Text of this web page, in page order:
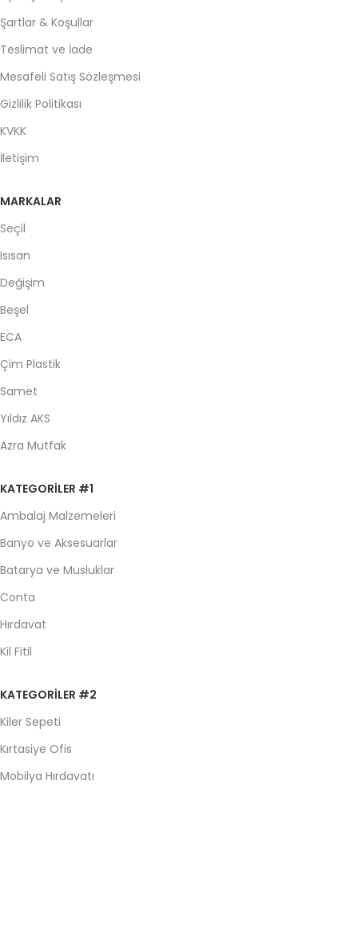
Şartlar & Koşullar
Teslimat ve İade
Mesafeli Satış Sözleşmesi
Gizlilik Politikası
KVKK
İletişim
MARKALAR
Seçil
Isısan
Değişim
Beşel
ECA
Çim Plastik
Samet
Yıldız AKS
Azra Mutfak
KATEGORILER #1
Ambalaj Malzemeleri
Banyo ve Aksesuarlar
Batarya ve Musluklar
Conta
Hırdavat
Kil Fitil
KATEGORILER #2
Kiler Sepeti
Kırtasiye Ofis
Mobilya Hırdavatı